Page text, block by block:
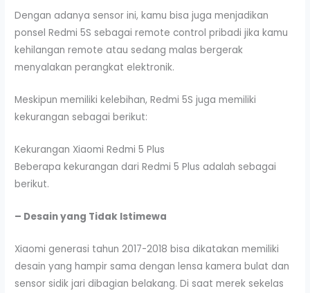
Dengan adanya sensor ini, kamu bisa juga menjadikan
ponsel Redmi 5S sebagai remote control pribadi jika kamu
kehilangan remote atau sedang malas bergerak
menyalakan perangkat elektronik.
Meskipun memiliki kelebihan, Redmi 5S juga memiliki
kekurangan sebagai berikut:
Kekurangan Xiaomi Redmi 5 Plus
Beberapa kekurangan dari Redmi 5 Plus adalah sebagai
berikut.
– Desain yang Tidak Istimewa
Xiaomi generasi tahun 2017-2018 bisa dikatakan memiliki
desain yang hampir sama dengan lensa kamera bulat dan
sensor sidik jari dibagian belakang. Di saat merek sekelas